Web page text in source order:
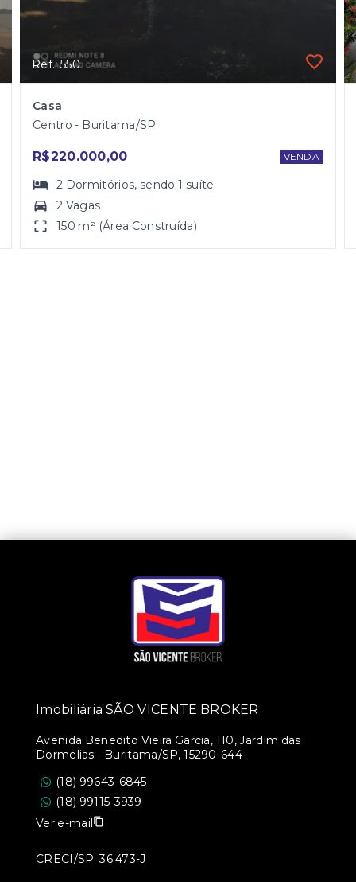
Ref.: 550
Casa
Centro - Buritama/SP
R$220.000,00 VENDA
2 Dormitórios, sendo1 suíte
2 Vagas
150 m² (Área Construída)
Imobiliária SÃO VICENTE BROKER
Avenida Benedito Vieira Garcia, 110, Jardim das
Dormelias - Buritama/SP, 15290-644
(18) 99643-6845
(18) 99115-3939
Ver e-mail
CRECI/SP: 36.473-J